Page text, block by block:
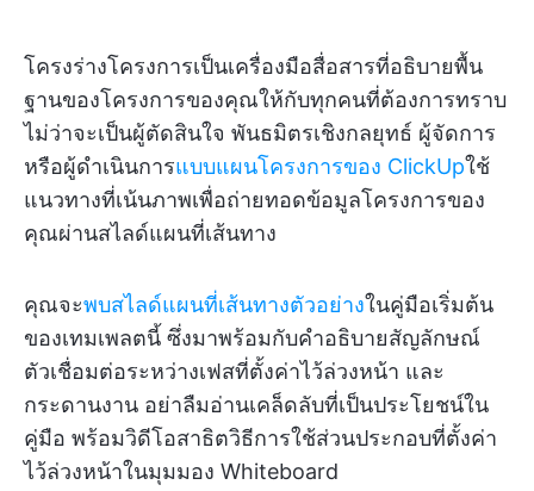
โครงร่างโครงการเป็นเครื่องมือสื่อสารที่อธิบายพื้น
ฐานของโครงการของคุณให้กับทุกคนที่ต้องการทราบ
ไม่ว่าจะเป็นผู้ตัดสินใจ พันธมิตรเชิงกลยุทธ์ ผู้จัดการ
หรือผู้ดำเนินการแบบแผนโครงการของ ClickUpใช้
แนวทางที่เน้นภาพเพื่อถ่ายทอดข้อมูลโครงการของ
คุณผ่านสไลด์แผนที่เส้นทาง
คุณจะพบสไลด์แผนที่เส้นทางตัวอย่างในคู่มือเริ่มต้น
ของเทมเพลตนี้ ซึ่งมาพร้อมกับคำอธิบายสัญลักษณ์
ตัวเชื่อมต่อระหว่างเฟสที่ตั้งค่าไว้ล่วงหน้า และ
กระดานงาน อย่าลืมอ่านเคล็ดลับที่เป็นประโยชน์ใน
คู่มือ พร้อมวิดีโอสาธิตวิธีการใช้ส่วนประกอบที่ตั้งค่า
ไว้ล่วงหน้าในมุมมอง Whiteboard